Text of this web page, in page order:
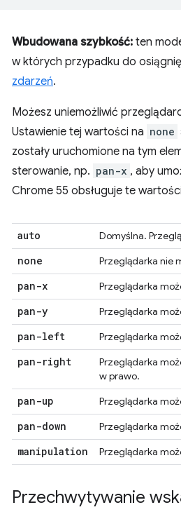
Wbudowana szybkość: ten
w których przypadku do
zdarzeń.
Możesz uniemożliwić
Ustawienie tej wartości na none
zostały uruchomione na tym
sterowanie, np. pan-x , aby
Chrome 55 obsługuje te
auto Domyślna.
none Przeglądarka nie
pan-x Przeglądarka
pan-y Przeglądarka
pan-left Przeglądarka
pan-right
Przeglądarka
w prawo.
pan-up Przeglądarka
pan-down Przeglądarka
manipulation Przeglądarka
Przechwytywanie